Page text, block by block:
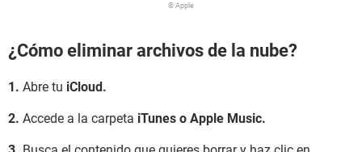
© Apple
¿Cómo eliminar archivos de la nube?
1. Abre tu iCloud.
2. Accede a la carpeta iTunes o Apple Music.